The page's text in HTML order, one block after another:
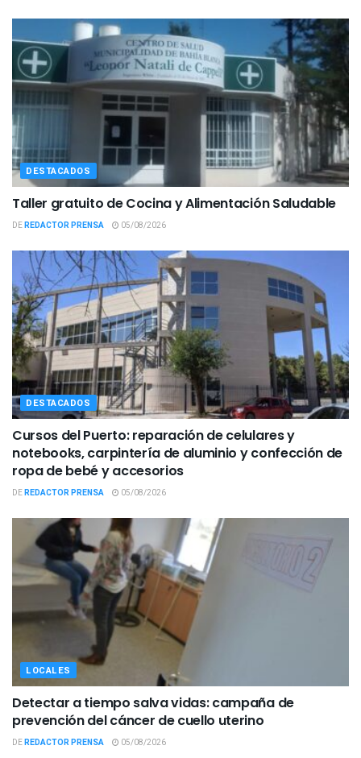
DESTACADOS
Taller gratuito de Cocina y Alimentación Saludable
DEREDACTOR PRENSA 05/08/2026
DESTACADOS
Cursos del Puerto: reparación de celulares y
notebooks, carpintería de aluminio y confección de
ropa de bebé y accesorios
DEREDACTOR PRENSA 05/08/2026
LOCALES
Detectar a tiempo salva vidas: campaña de
prevención del cáncer de cuello uterino
DEREDACTOR PRENSA 05/08/2026